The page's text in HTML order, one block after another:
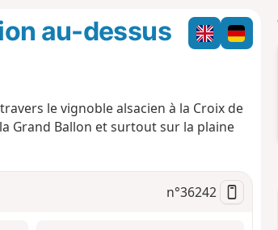
au-dessus
le vignoble alsacien à la Croix de
Grand Ballon et surtout sur la plaine
n°36242